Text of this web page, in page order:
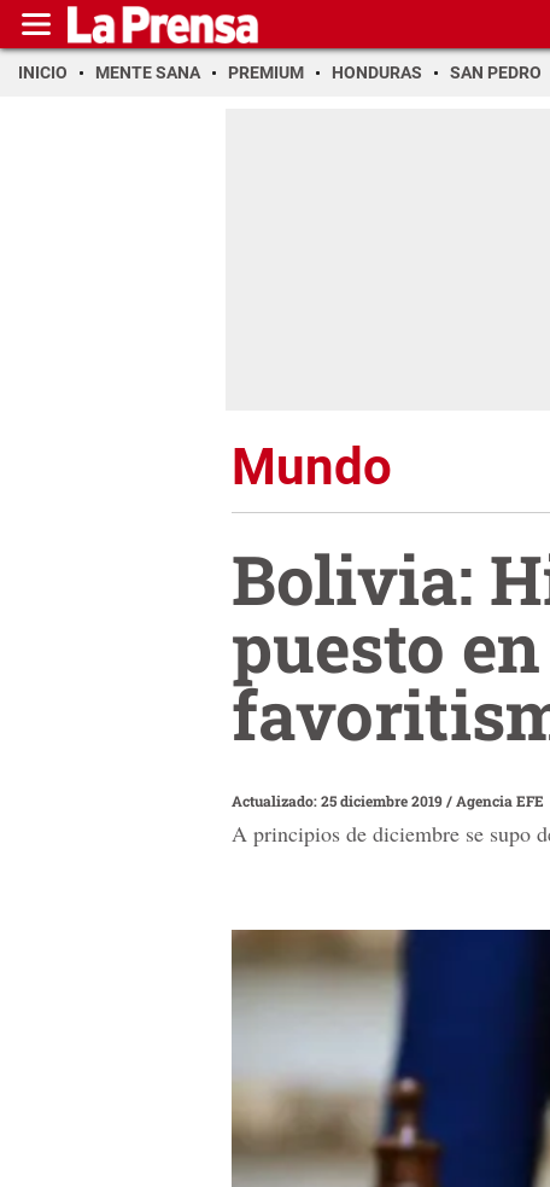
INICIO MENTE SANA PREMIUM HONDURAS SAN PEDRO
Mundo
Bolivia:
puesto
Actualizado: 25 diciembre 2019/ Agencia EFE
A principios de diciembre se supo